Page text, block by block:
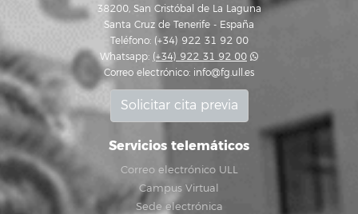
38200, San Cristóbal de La Laguna
Santa Cruz de Tenerife - España
Teléfono: (+34) 922 31 92 00
Whatsapp: (+34) 922 31 92 00
Correo electrónico: info@fg.ull.es
Solicitar cita previa
Servicios telemáticos
Correo electrónico ULL
Campus Virtual
Sede electrónica